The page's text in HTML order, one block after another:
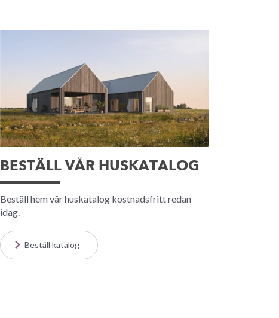
BESTÄLL VÅR HUSKATALOG
Beställ hem vår huskatalog kostnadsfritt redan
idag.
Beställ katalog